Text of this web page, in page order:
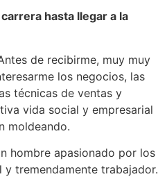
hasta llegar a la
de recibirme, muy muy
los negocios, las
técnicas de ventas y
vida social y empresarial
moldeando.
hombre apasionado por los
tremendamente trabajador.